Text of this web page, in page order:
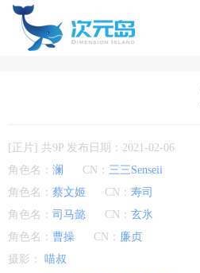
[正片] 共9P 发布日期：2021-02-06
角色名： 澜 CN： 三三Senseii
角色名： 蔡文姬 CN： 寿司
角色名： 司马懿 CN： 玄氷
角色名： 曹操 CN： 廉贞
摄影： 喵叔